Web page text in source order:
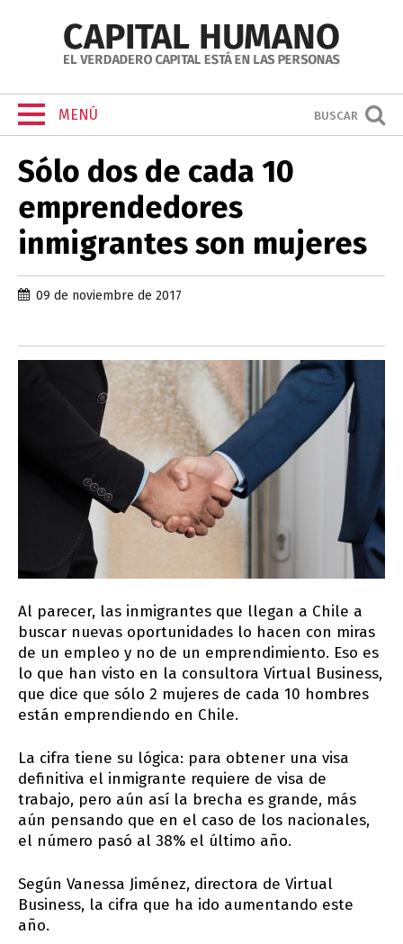
MENÚ BUSCAR
Sólo dos de cada 10
emprendedores
inmigrantes son mujeres
09 de noviembre de 2017
Al parecer, las inmigrantes que llegan a Chile a
buscar nuevas oportunidades lo hacen con miras
de un empleo y no de un emprendimiento. Eso es
lo que han visto en la consultora Virtual Business,
que dice que sólo 2 mujeres de cada 10 hombres
están emprendiendo en Chile.
La cifra tiene su lógica: para obtener una visa
definitiva el inmigrante requiere de visa de
trabajo, pero aún así la brecha es grande, más
aún pensando que en el caso de los nacionales,
el número pasó al 38% el último año.
Según Vanessa Jiménez, directora de Virtual
Business, la cifra que ha ido aumentando este
año.